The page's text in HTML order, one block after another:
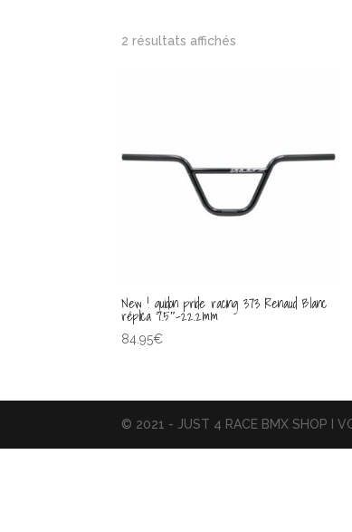
2 résultats affichés
New ! guidon pride racing 373 Renaud Blanc
réplica 7.5″-22.2mm
84.95€
© 2021 - JUST 4 RACE BMX SHOP I